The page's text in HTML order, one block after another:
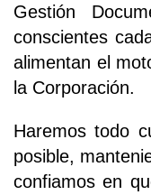
Gestión
conscientes
alimentan el
la Corporación.
Haremos todo
posible,
confiamos en